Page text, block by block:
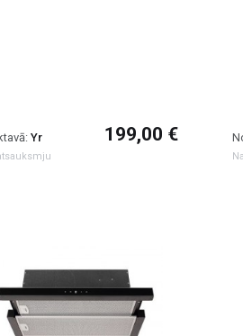
Yr 199,00 €